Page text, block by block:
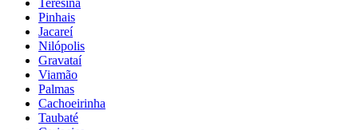
Teresina
Pinhais
Jacareí
Nilópolis
Gravataí
Viamão
Palmas
Cachoeirinha
Taubaté